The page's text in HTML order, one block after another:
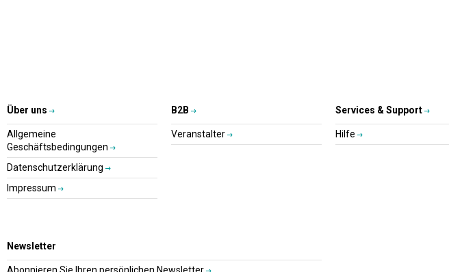
Über uns
Allgemeine
Geschäftsbedingungen
Datenschutzerklärung
Impressum
B2B
Veranstalter
Services & Support
Hilfe
Newsletter